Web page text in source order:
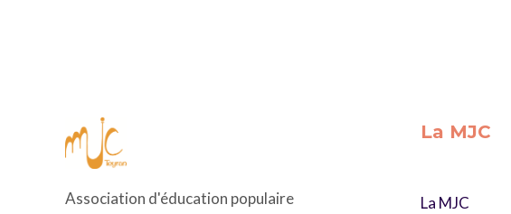
Association d'éducation populaire
La MJC
La MJC